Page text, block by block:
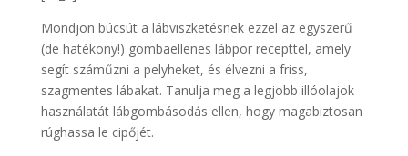
Mondjon búcsút a lábviszketésnek ezzel az egyszerű
(de hatékony!) gombaellenes lábpor recepttel, amely
segít száműzni a pelyheket, és élvezni a friss,
szagmentes lábakat. Tanulja meg a legjobb illóolajok
használatát lábgombásodás ellen, hogy magabiztosan
rúghassa le cipőjét.